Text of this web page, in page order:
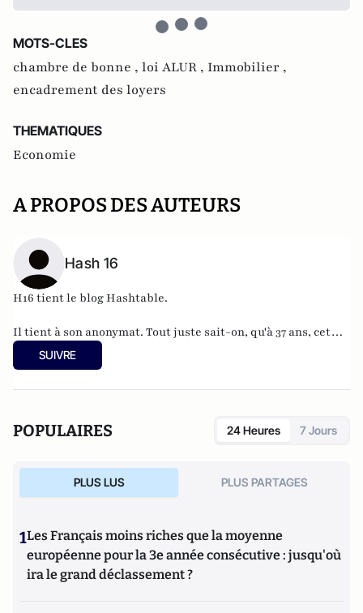
MOTS-CLES
chambre de bonne , loi ALUR , Immobilier ,
encadrement des loyers
THEMATIQUES
Economie
A PROPOS DES AUTEURS
Hash 16
H16 tient le blogHashtable.
Il tient à son anonymat. Tout juste sait-on, qu'à 37 ans, cet
informaticien à l'humour acerbe habite en Belgique et
travaille pour"une grosse boutique qui produit, gère et
SUIVRE
POPULAIRES 24 Heures 7 Jours
PLUS LUS PLUS PARTAGES
1Les Français moins riches que la moyenne
européenne pour la 3e année consécutive : jusqu'où
ira le grand déclassement ?